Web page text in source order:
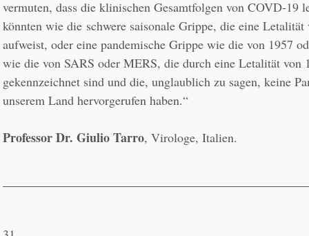
vermuten, dass die klinischen Gesamtfolgen von COVD-19
könnten wie die schwere saisonale Grippe, die eine
aufweist, oder eine pandemische Grippe wie die von 1957
wie die von SARS oder MERS, die durch eine Letalität von
gekennzeichnet sind und die, unglaublich zu sagen, keine
unserem Land hervorgerufen haben.“
Professor Dr. Giulio Tarro, Virologe, Italien.